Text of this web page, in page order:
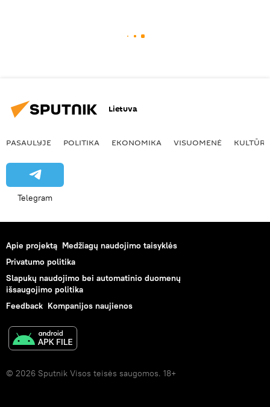
Lietuva
PASAULYJE POLITIKA EKONOMIKA VISUOMENĖ KULTŪRA
Telegram
Apie projektą Medžiagų naudojimo taisyklės
Privatumo politika
Slapukų naudojimo bei automatinio duomenų
išsaugojimo politika
Feedback Kompanijos naujienos
© 2026 Sputnik Visos teisės saugomos. 18+